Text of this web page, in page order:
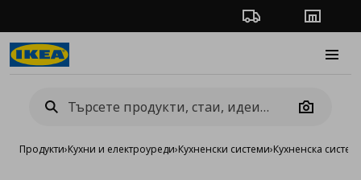
Проследяване на
Camera
Продукти›Кухни и електроуреди›Кухненски системи›Кухненска